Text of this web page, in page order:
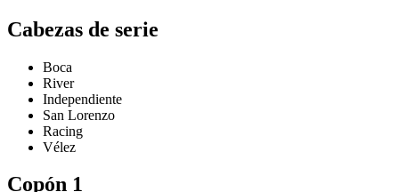
Cabezas de serie
Boca
River
Independiente
San Lorenzo
Racing
Vélez
Copón 1